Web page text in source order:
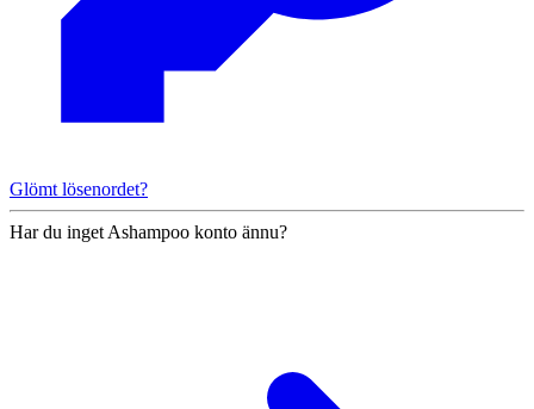
Glömt lösenordet?
Har du inget Ashampoo konto ännu?